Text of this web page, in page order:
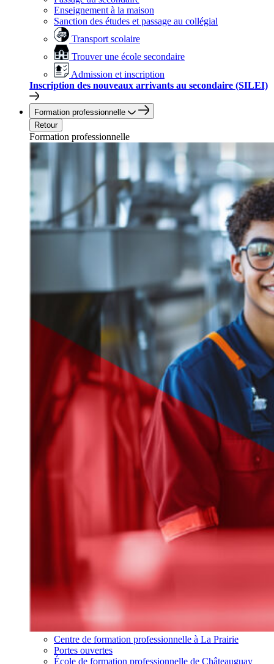
Enseignement à la maison
Sanction des études et passage au collégial
Transport scolaire
Trouver une école secondaire
Admission et inscription
Inscription des nouveaux arrivants au secondaire (SILEI)
Formation professionnelle
Retour
Formation professionnelle
Centre de formation professionnelle à La Prairie
Portes ouvertes
École de formation professionnelle de Châteauguay